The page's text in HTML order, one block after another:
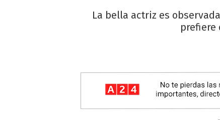
La bella actriz es
prefiere